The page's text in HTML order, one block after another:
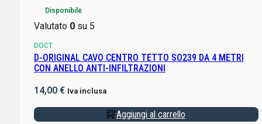
Disponibile
Valutato 0su 5
DOCT
D-ORIGINAL CAVO CENTRO TETTO SO239 DA 4 METRI
CON ANELLO ANTI-INFILTRAZIONI
14,00 € Iva inclusa
Aggiungi al carrello